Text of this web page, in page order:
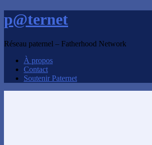
p@ternet
Réseau paternel – Fatherhood Network
À propos
Contact
Soutenir Paternet